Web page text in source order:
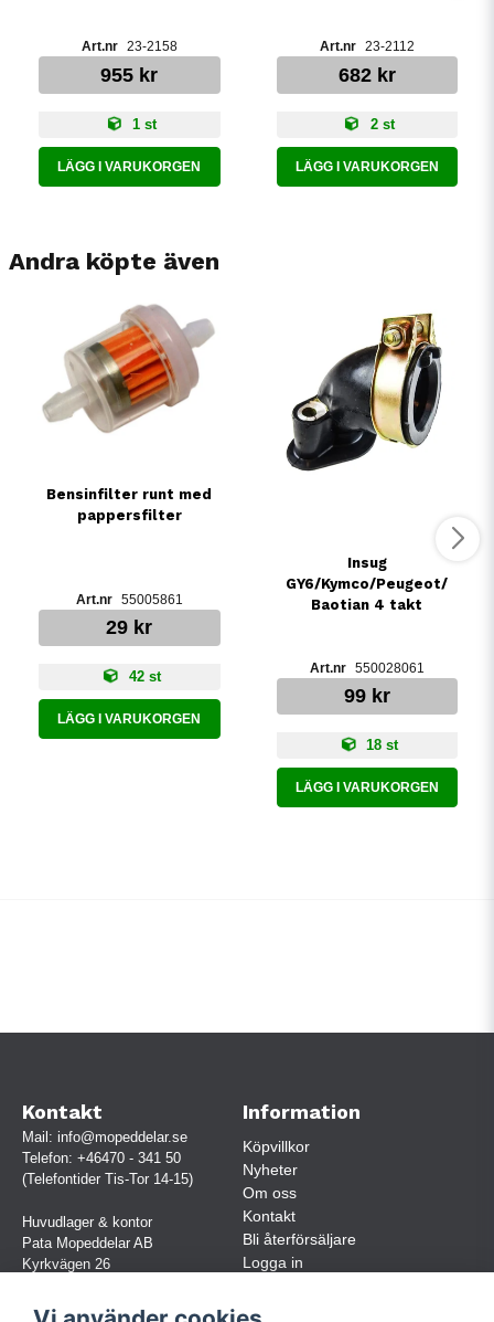
23-2158
955 kr
1 st
LÄGG I VARUKORGEN
23-2112
682 kr
2 st
LÄGG I VARUKORGEN
Andra köpte även
Bensinfilter runt med
pappersfilter
55005861
29 kr
42 st
LÄGG I VARUKORGEN
Insug
GY6/Kymco/Peugeot/
Baotian 4 takt
550028061
99 kr
18 st
LÄGG I VARUKORGEN
Kontakt
Mail: info@mopeddelar.se
Telefon: +46470 - 341 50
(Telefontider Tis-Tor 14-15)
Huvudlager & kontor
Pata Mopeddelar AB
Kyrkvägen 26
(OBS. Endast förbokade besök)
Information
Köpvillkor
Nyheter
Om oss
Kontakt
Bli återförsäljare
Logga in